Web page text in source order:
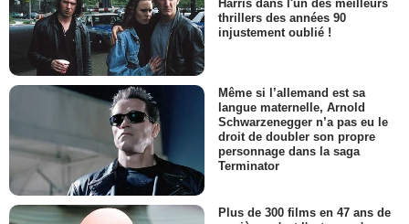
Harris dans l'un des meilleurs
thrillers des années 90
injustement oublié !
Même si l’allemand est sa
langue maternelle, Arnold
Schwarzenegger n’a pas eu le
droit de doubler son propre
personnage dans la saga
Terminator
Plus de 300 films en 47 ans de